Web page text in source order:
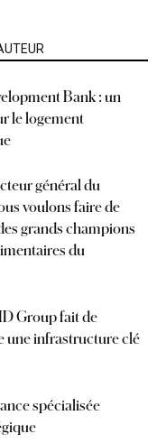
Bank : un
le logement
général du
voulons faire de
grands champions
du
Group fait de
une infrastructure clé
spécialisée